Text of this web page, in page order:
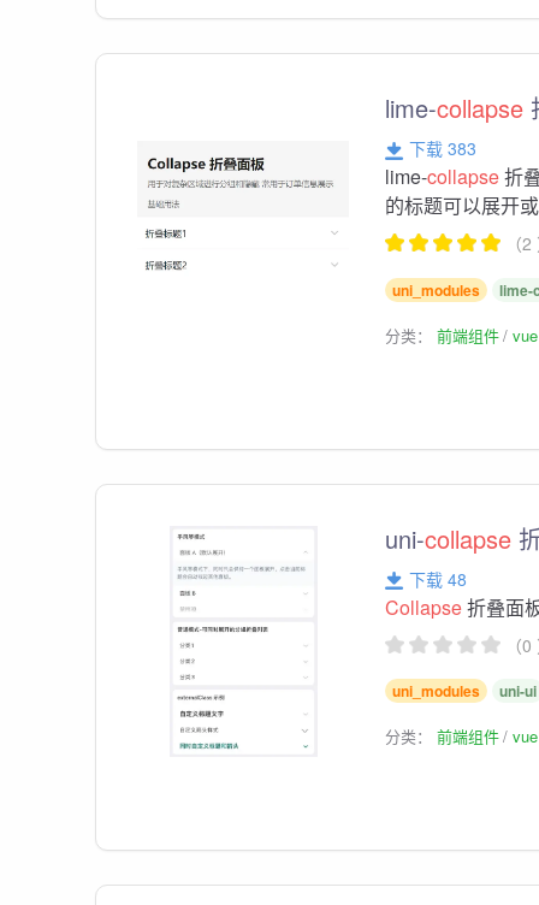
lime-collapse
下载 383
lime-collapse折
的标题可以展开
（
uni_modules lime-
分类：前端组件
uni-collapse
下载 48
Collapse折叠面
（
uni_modules uni-ui
分类：前端组件